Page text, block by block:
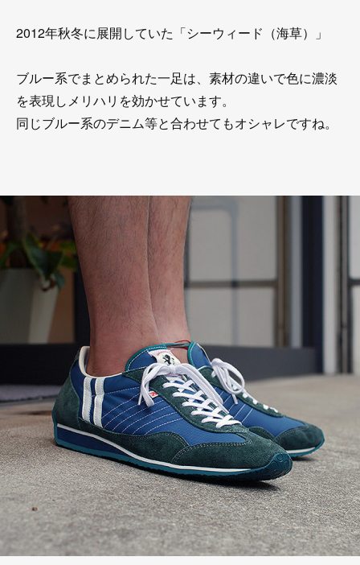
2012年秋冬に展開していた「シーウィード（海草）」
ブルー系でまとめられた一足は、素材の違いで色に濃淡
を表現しメリハリを効かせています。
同じブルー系のデニム等と合わせてもオシャレですね。